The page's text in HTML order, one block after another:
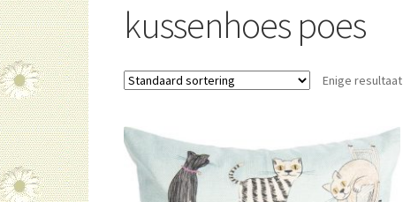
kussenhoes poes
Enige resultaat